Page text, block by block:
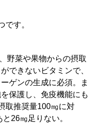
です。
野菜や果物からの摂取
できないビタミンで、
ゲンの生成に必須。ま
保護し、免疫機能にも
取推奨量100㎎に対
26㎎足りない。